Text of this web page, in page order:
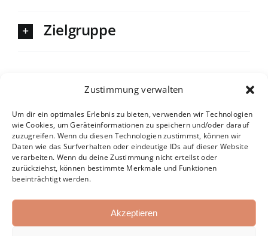
Zustimmung verwalten
Um dir ein optimales Erlebnis zu bieten, verwenden wir Technologien
wie Cookies, um Geräteinformationen zu speichern und/oder darauf
zuzugreifen. Wenn du diesen Technologien zustimmst, können wir
Daten wie das Surfverhalten oder eindeutige IDs auf dieser Website
verarbeiten. Wenn du deine Zustimmung nicht erteilst oder
zurückziehst, können bestimmte Merkmale und Funktionen
beeinträchtigt werden.
Akzeptieren
Zielgruppe